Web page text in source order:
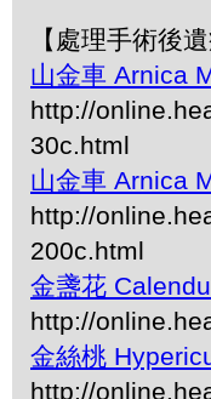
【處理手術後
山金車 Arnica
http://
30c.html
山金車 Arnica
http://
200c.html
金盞花
http://
金絲桃
http://